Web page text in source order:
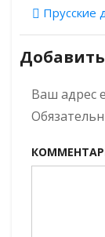
по
Прусские древности.
Ваш адрес